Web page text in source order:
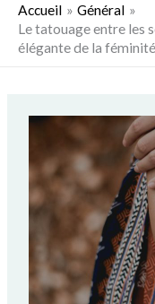
Accueil
Général
Le tatouage entre les
élégante de la féminité